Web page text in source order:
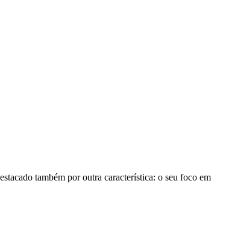
também por outra característica: o seu foco em